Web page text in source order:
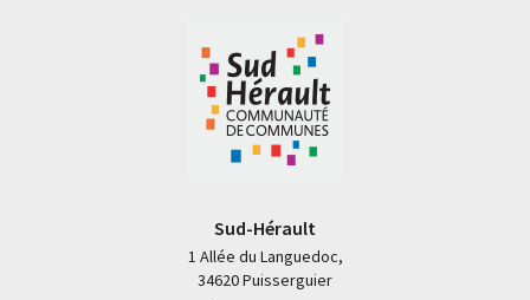
Sud-Hérault
1 Allée du Languedoc,
34620 Puisserguier